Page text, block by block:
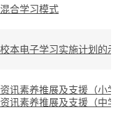
混合学习模式
校本电子学习实施计划的示
资讯素养推展及支援（小学
资讯素养推展及支援（中学